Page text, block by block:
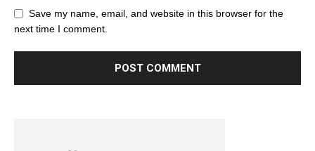
Save my name, email, and website in this browser for the
next time I comment.